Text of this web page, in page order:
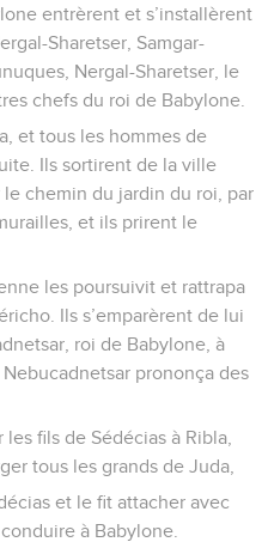
entrèrent et s’installèrent
Sharetser, Samgar-
Nergal-Sharetser, le
chefs du roi de Babylone.
et tous les hommes de
Ils sortirent de la ville
chemin du jardin du roi, par
et ils prirent le
les poursuivit et rattrapa
Ils s’emparèrent de lui
roi de Babylone, à
prononça des
fils de Sédécias à Ribla,
tous les grands de Juda,
et le fit attacher avec
à Babylone.